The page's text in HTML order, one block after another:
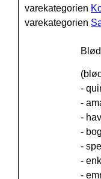
varekategorien
varekategorien
-
-
-
-
-
-
-